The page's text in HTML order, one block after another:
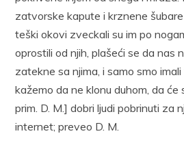
zatvorske kapute i krznene
teški okovi zveckali su im po
oprostili od njih, plašeći se da nas
zatekne sa njima, i samo smo
kažemo da ne klonu duhom, da će
prim. D. M.] dobri ljudi pobrinuti za
internet; preveo D. M.